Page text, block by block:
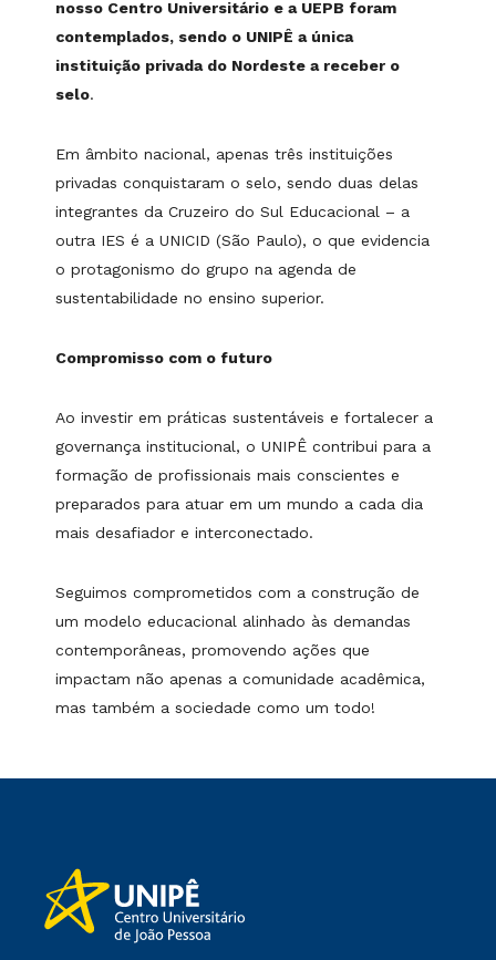
nosso Centro Universitário e a UEPB foram
contemplados, sendo o UNIPÊ a única
instituição privada do Nordeste a receber o
selo.
Em âmbito nacional, apenas três instituições
privadas conquistaram o selo, sendo duas delas
integrantes da Cruzeiro do Sul Educacional – a
outra IES é a UNICID (São Paulo), o que evidencia
o protagonismo do grupo na agenda de
sustentabilidade no ensino superior.
Compromisso com o futuro
Ao investir em práticas sustentáveis e fortalecer a
governança institucional, o UNIPÊ contribui para a
formação de profissionais mais conscientes e
preparados para atuar em um mundo a cada dia
mais desafiador e interconectado.
Seguimos comprometidos com a construção de
um modelo educacional alinhado às demandas
contemporâneas, promovendo ações que
impactam não apenas a comunidade acadêmica,
mas também a sociedade como um todo!